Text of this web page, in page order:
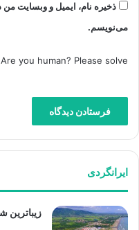
ذخیره نام، ایمیل و وبسایت من
می‌نویسم.
Are you human? Please solve:
ایرانگردی
زیباترین